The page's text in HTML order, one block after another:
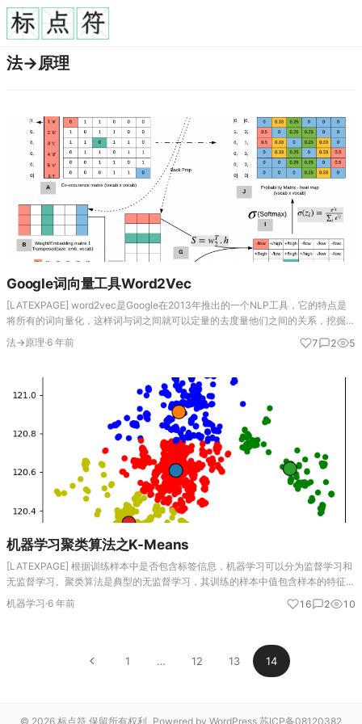
法→原理
Google词向量工具Word2Vec
[LATEXPAGE] word2vec是Google在2013年推出的一个NLP工具，它的特点是
将所有的词向量化，这样词与词之间就可以定量的去度量他们之间的关系，挖掘词
之间的联系。word2vec工具主要包含两个模型：跳字模型（skip-…
法→原理·6 年前 7 2 5
机器学习聚类算法之K-Means
[LATEXPAGE] 根据训练样本中是否包含标签信息，机器学习可以分为监督学习和
无监督学习。聚类算法是典型的无监督学习，其训练的样本中值包含样本的特征，
不包含样本的标签信息。在聚类算法中。利用样本的特征，将具有相似属性的样本
划分到统一类别…
机器学习 ·6 年前 16 2 10
1 … 12 13 14
© 2026 标点符 保留所有权利 Powered by WordPress 苏ICP备08120382